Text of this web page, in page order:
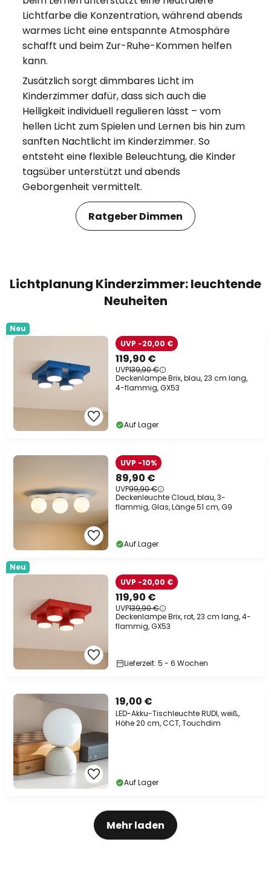
Lichtfarbe die Konzentration, während abends
warmes Licht eine entspannte Atmosphäre
schafft und beim Zur-Ruhe-Kommen helfen
kann.
Zusätzlich sorgt dimmbares Licht im
Kinderzimmer dafür, dass sich auch die
Helligkeit individuell regulieren lässt – vom
hellen Licht zum Spielen und Lernen bis hin zum
sanften Nachtlicht im Kinderzimmer. So
entsteht eine flexible Beleuchtung, die Kinder
tagsüber unterstützt und abends
Geborgenheit vermittelt.
Ratgeber Dimmen
Lichtplanung Kinderzimmer: leuchtende
Neuheiten
Neu
119,90 €
UVP139,90 €
UVP -20,00 €
Deckenlampe Brix, blau, 23 cm lang,
4-flammig, GX53
Auf Lager
89,90 €
UVP99,90 €
UVP -10%
Deckenleuchte Cloud, blau, 3-
flammig, Glas, Länge 51 cm, G9
Auf Lager
Neu
119,90 €
UVP139,90 €
UVP -20,00 €
Deckenlampe Brix, rot, 23 cm lang, 4-
flammig, GX53
Lieferzeit: 5 - 6 Wochen
19,00 €
LED-Akku-Tischleuchte RUDI, weiß,
Höhe 20 cm, CCT, Touchdim
Auf Lager
Mehr laden